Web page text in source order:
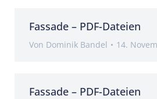
Fassade – PDF-Dateien
Von Dominik Bandel 14.
Fassade – PDF-Dateien